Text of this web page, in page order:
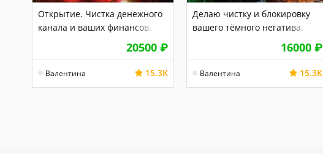
Открытие. Чистка денежного
канала и ваших финансов.
20500 ₽
Валентина 15.3K
Делаю чистку и блокировку
вашего тёмного негатива.
16000 ₽
Валентина 15.3K